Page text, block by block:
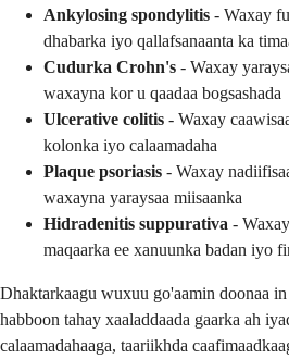
Ankylosing spondylitis - Waxay
dhabarka iyo qallafsanaanta ka
Cudurka Crohn's - Waxay
waxayna kor u qaadaa bogsashada
Ulcerative colitis - Waxay
kolonka iyo calaamadaha
Plaque psoriasis - Waxay
waxayna yaraysaa miisaanka
Hidradenitis suppurativa -
maqaarka ee xanuunka badan iyo
Dhaktarkaagu wuxuu go'aamin doonaa
habboon tahay xaaladdaada gaarka ah
calaamadahaaga, taariikhda